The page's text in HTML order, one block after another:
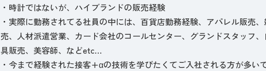
・時計ではないが、ハイブランドの販売経験
・実際に勤務されてる社員の中には、百貨店勤務経験、アパレル販売
売、人材派遣営業、カード会社のコールセンター、グランドスタッフ
具販売、美容師、などetc…
・今まで経験された接客+αの技術を学びたくてご入社される方が多いで